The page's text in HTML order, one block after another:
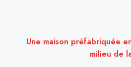
Une maison préfabriquée
milieu de